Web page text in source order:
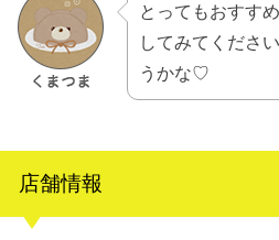
とってもおすす
してみてくださ
うかな♡
店舗情報